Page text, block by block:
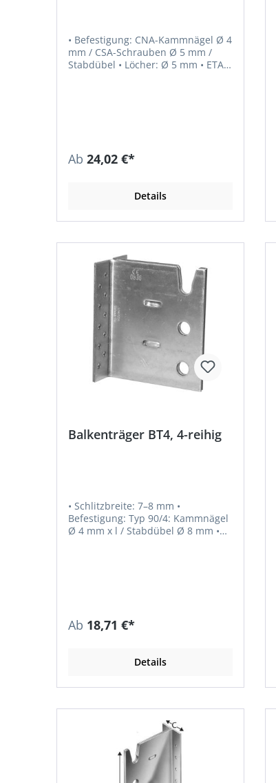
• Befestigung: CNA-Kammnägel Ø 4
mm / CSA-Schrauben Ø 5 mm /
Stabdübel • Löcher: Ø 5 mm • ETA-
Ab 24,02 €*
Details
Balkenträger BT4, 4-reihig
• Schlitzbreite: 7–8 mm •
Befestigung: Typ 90/4: Kammnägel
Ø 4 mm x l / Stabdübel Ø 8 mm •
Ab 18,71 €*
Details